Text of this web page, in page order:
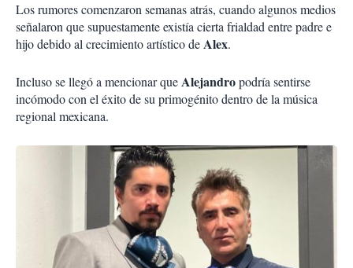
Los rumores comenzaron semanas atrás, cuando algunos medios
señalaron que supuestamente existía cierta frialdad entre padre e
hijo debido al crecimiento artístico deAlex.
Incluso se llegó a mencionar queAlejandropodría sentirse
incómodo con el éxito de su primogénito dentro de la música
regional mexicana.